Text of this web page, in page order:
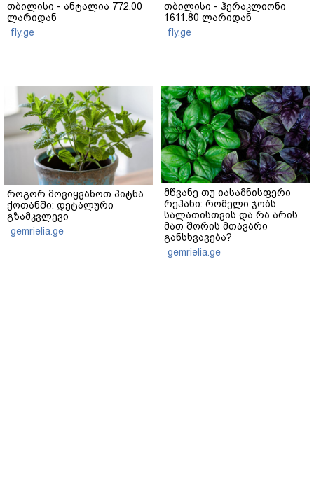
თბილისი - ანტალია 772.00
ლარიდან
fly.ge
თბილისი - ჰერაკლიონი
1611.80 ლარიდან
fly.ge
როგორ მოვიყვანოთ პიტნა
ქოთანში: დეტალური
გზამკვლევი
gemrielia.ge
მწვანე თუ იასამნისფერი
რეჰანი: რომელი ჯობს
სალათისთვის და რა არის
მათ შორის მთავარი
განსხვავება?
gemrielia.ge